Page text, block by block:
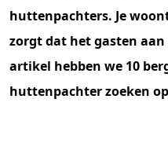
huttenpachters. Je
zorgt dat het gasten
artikel hebben we 10
huttenpachter zoeken